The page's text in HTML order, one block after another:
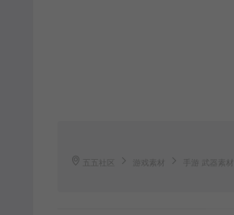
五五社区 手游 武器素